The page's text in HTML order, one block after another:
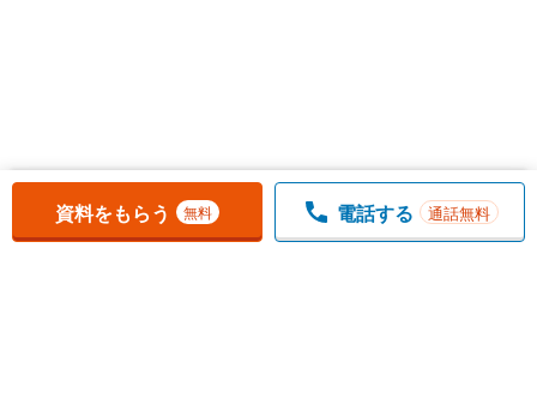
お気に入りに追加しました。 一覧を開く
資料をもらう 無料 電話する 通話無料